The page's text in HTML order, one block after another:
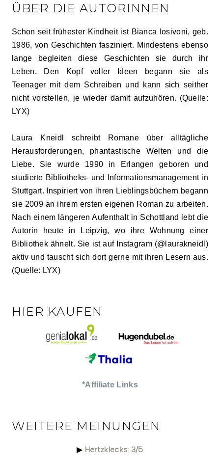
ÜBER DIE AUTORINNEN
Schon seit frühester Kindheit ist Bianca Iosivoni, geb.
1986, von Geschichten fasziniert. Mindestens ebenso
lange begleiten diese Geschichten sie durch ihr
Leben. Den Kopf voller Ideen begann sie als
Teenager mit dem Schreiben und kann sich seither
nicht vorstellen, je wieder damit aufzuhören. (Quelle:
LYX)
Laura Kneidl schreibt Romane über alltägliche
Herausforderungen, phantastische Welten und die
Liebe. Sie wurde 1990 in Erlangen geboren und
studierte Bibliotheks- und Informationsmanagement in
Stuttgart. Inspiriert von ihren Lieblingsbüchern begann
sie 2009 an ihrem ersten eigenen Roman zu arbeiten.
Nach einem längeren Aufenthalt in Schottland lebt die
Autorin heute in Leipzig, wo ihre Wohnung einer
Bibliothek ähnelt. Sie ist auf Instagram (@laurakneidl)
aktiv und tauscht sich dort gerne mit ihren Lesern aus.
(Quelle: LYX)
HIER KAUFEN
*Affiliate Links
WEITERE MEINUNGEN
▶ Hertzklecks: 3/5